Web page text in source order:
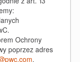
Ochrony
poprzez adres
.